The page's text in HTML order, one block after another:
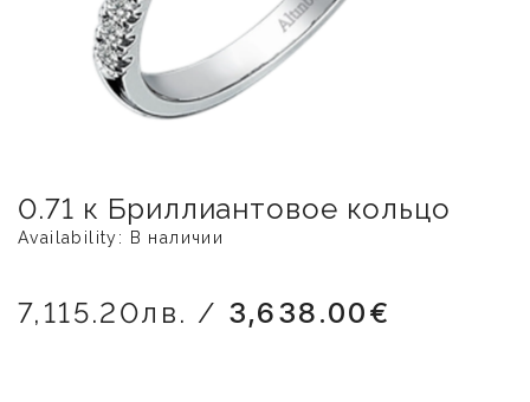
0.71 к Бриллиантовое кольцо
Availability: В наличии
7,115.20лв. / 3,638.00€